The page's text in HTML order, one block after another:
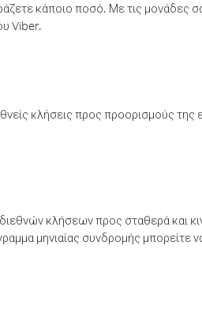
κάποιο ποσό. Με τις μονάδες
Viber.
κλήσεις προς προορισμούς της
κλήσεων προς σταθερά και
μηνιαίας συνδρομής μπορείτε